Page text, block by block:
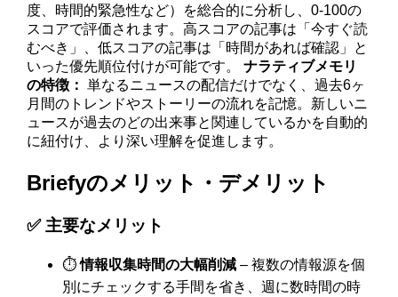
度、時間的緊急性など）を総合的に分析し、0-100の
スコアで評価されます。高スコアの記事は「今すぐ読
むべき」、低スコアの記事は「時間があれば確認」と
いった優先順位付けが可能です。ナラティブメモリ
の特徴： 単なるニュースの配信だけでなく、過去6ヶ
月間のトレンドやストーリーの流れを記憶。新しいニ
ュースが過去のどの出来事と関連しているかを自動的
に紐付け、より深い理解を促進します。
Briefyのメリット・デメリット
✅ 主要なメリット
⏱️情報収集時間の大幅削減 – 複数の情報源を個
別にチェックする手間を省き、週に数時間の時